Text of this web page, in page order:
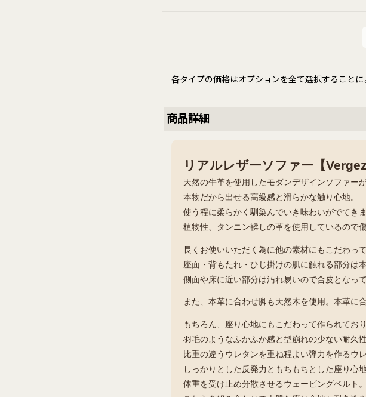
各タイプの価格はオプションを全て選択することに
商品詳細
リアルレザーソファー【
天然の牛革を使用したモダンデザインソファーが
本物だから出せる高級感と滑らかな触り心地。
使う程に柔らかく馴染んでいき味わいがでてきま
植物性、タンニン鞣しの革を使用しているので
長くお使いいただく為に他の素材にもこだわって
座面・背もたれ・ひじ掛けの肌に触れる部分は
側面や床に近い部分は汚れ易いので合皮となっ
また、本革に合わせ脚も天然木を使用。本革に
もちろん、座り心地にもこだわって作られてお
羽毛のようなふかふか感と型崩れの少ない耐久
比重の違うウレタンを重ね程よい弾力を作るウ
しっかりとした反発力ともちもちとした座り心
体重を受け止め分散させるウェービングベルト。